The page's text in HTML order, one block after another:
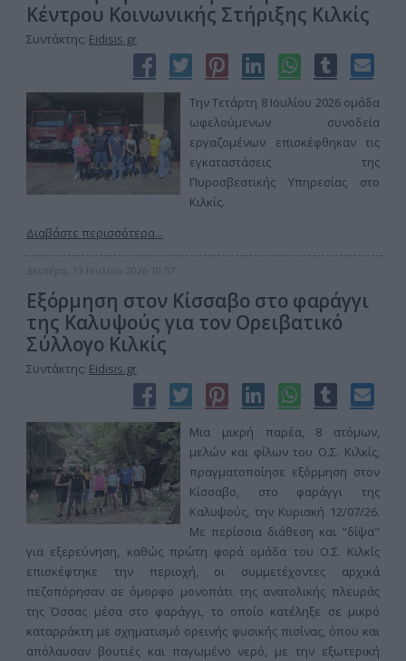
Κέντρου Κοινωνικής Στήριξης Κιλκίς
Συντάκτης: Eidisis.gr
Την Τετάρτη 8 Ιουλίου 2026 ομάδα
ωφελούμενων συνοδεία
εργαζομένων επισκέφθηκαν τις
εγκαταστάσεις της
Πυροσβεστικής Υπηρεσίας στο
Κιλκίς.
Διαβάστε περισσότερα...
Δευτέρα, 13 Ιουλίου 2026 10:57
Εξόρμηση στον Κίσσαβο στο φαράγγι
της Καλυψούς για τον Ορειβατικό
Σύλλογο Κιλκίς
Συντάκτης: Eidisis.gr
Μια μικρή παρέα, 8 ατόμων,
μελών και φίλων του Ο.Σ. Κιλκίς,
πραγματοποίησε εξόρμηση στον
Κίσσαβο, στο φαράγγι της
Καλυψούς, την Κυριακή 12/07/26.
Με περίσσια διάθεση και "δίψα"
για εξερεύνηση, καθώς πρώτη φορά ομάδα του Ο.Σ. Κιλκίς
επισκέφτηκε την περιοχή, οι συμμετέχοντες αρχικά
πεζοπόρησαν σε όμορφο μονοπάτι της ανατολικής πλευράς
της Όσσας μέσα στο φαράγγι, το οποίο κατέληξε σε μικρό
καταρράκτη με σχηματισμό ορεινής φυσικής πισίνας, όπου και
απόλαυσαν βουτιές και παγωμένο νερό, με την εξωτερική